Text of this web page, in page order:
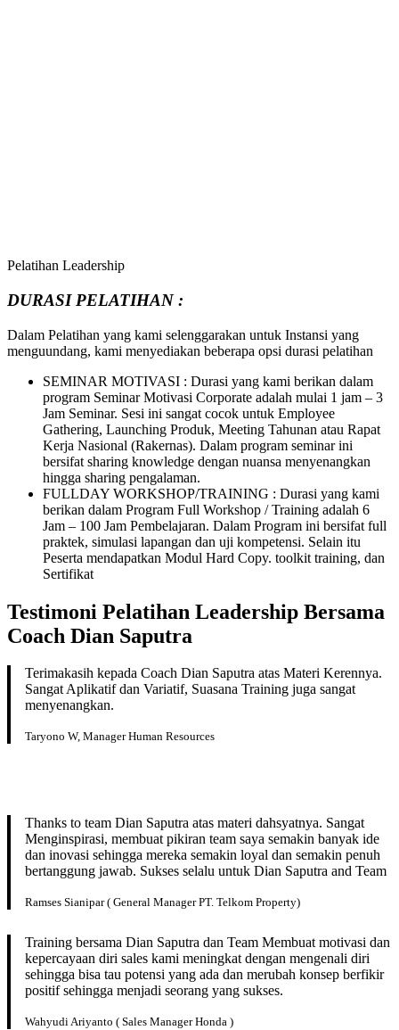
Pelatihan Leadership
DURASI PELATIHAN :
Dalam Pelatihan yang kami selenggarakan untuk Instansi yang
menguundang, kami menyediakan beberapa opsi durasi pelatihan
SEMINAR MOTIVASI : Durasi yang kami berikan dalam
program Seminar Motivasi Corporate adalah mulai 1 jam – 3
Jam Seminar. Sesi ini sangat cocok untuk Employee
Gathering, Launching Produk, Meeting Tahunan atau Rapat
Kerja Nasional (Rakernas). Dalam program seminar ini
bersifat sharing knowledge dengan nuansa menyenangkan
hingga sharing pengalaman.
FULLDAY WORKSHOP/TRAINING : Durasi yang kami
berikan dalam Program Full Workshop / Training adalah 6
Jam – 100 Jam Pembelajaran. Dalam Program ini bersifat full
praktek, simulasi lapangan dan uji kompetensi. Selain itu
Peserta mendapatkan Modul Hard Copy. toolkit training, dan
Sertifikat
Testimoni Pelatihan Leadership Bersama
Coach Dian Saputra
Terimakasih kepada Coach Dian Saputra atas Materi Kerennya.
Sangat Aplikatif dan Variatif, Suasana Training juga sangat
menyenangkan.
Taryono W, Manager Human Resources
Thanks to team Dian Saputra atas materi dahsyatnya. Sangat
Menginspirasi, membuat pikiran team saya semakin banyak ide
dan inovasi sehingga mereka semakin loyal dan semakin penuh
bertanggung jawab. Sukses selalu untuk Dian Saputra and Team
Ramses Sianipar ( General Manager PT. Telkom Property)
Training bersama Dian Saputra dan Team Membuat motivasi dan
kepercayaan diri sales kami meningkat dengan mengenali diri
sehingga bisa tau potensi yang ada dan merubah konsep berfikir
positif sehingga menjadi seorang yang sukses.
Wahyudi Ariyanto ( Sales Manager Honda )